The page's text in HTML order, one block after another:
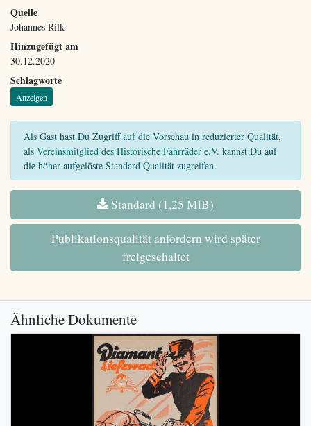
Quelle
Johannes Rilk
Hinzugefügt am
30.12.2020
Schlagworte
Anzeigen
Als Gast hast Du Zugriff auf die Vorschau in reduzierter Qualität,
als Vereinsmitglied des Historische Fahrräder e.V. kannst Du auf
die höher aufgelöste Standard Qualität zugreifen.
Standard (1,25 MiB)
Publikationsqualität anfordern wird später
freigeschaltet
Ähnliche Dokumente